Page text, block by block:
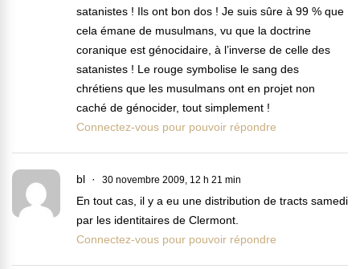
satanistes ! Ils ont bon dos ! Je suis sûre à 99 % que
cela émane de musulmans, vu que la doctrine
coranique est génocidaire, à l’inverse de celle des
satanistes ! Le rouge symbolise le sang des
chrétiens que les musulmans ont en projet non
caché de génocider, tout simplement !
Connectez-vous pour pouvoir répondre
bl 30 novembre 2009, 12 h 21 min
En tout cas, il y a eu une distribution de tracts samedi
par les identitaires de Clermont.
Connectez-vous pour pouvoir répondre